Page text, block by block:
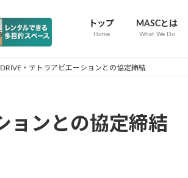
トップ
Home
MASCとは
What We Do
・テトラアビエーションとの協定締結
ョンとの協定締結